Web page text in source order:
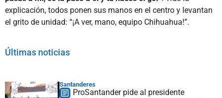
explicación, todos ponen sus manos en el centro y levantan
el grito de unidad: “¡A ver, mano, equipo Chihuahua!”.
Últimas noticias
Santanderes
ProSantander pide al presidente